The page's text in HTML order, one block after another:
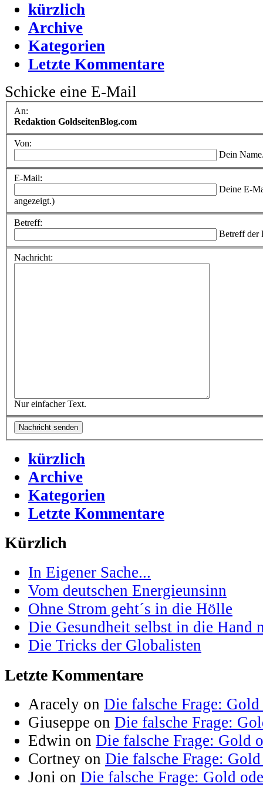
kürzlich
Archive
Kategorien
Letzte Kommentare
Schicke eine E-Mail
An:
Redaktion GoldseitenBlog.com
Von:
Dein
E-Mail:
Deine E-
angezeigt.)
Betreff:
Betreff der
Nachricht:
Nur einfacher Text.
kürzlich
Archive
Kategorien
Letzte Kommentare
Kürzlich
In Eigener Sache...
Vom deutschen Energieunsinn
Ohne Strom geht´s in die Hölle
Die Gesundheit selbst in die Hand
Die Tricks der Globalisten
Letzte Kommentare
Aracely on Die falsche Frage:
Giuseppe on Die falsche Frage:
Edwin on Die falsche Frage: Gold
Cortney on Die falsche Frage:
Joni on Die falsche Frage: Gold